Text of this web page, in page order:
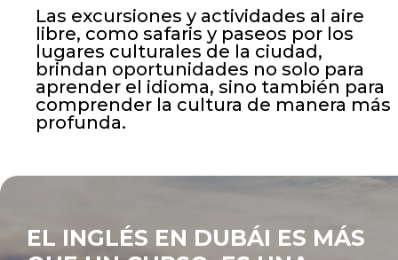
Las excursiones y actividades al aire
libre, como safaris y paseos por los
lugares culturales de la ciudad,
brindan oportunidades no solo para
aprender el idioma, sino también para
comprender la cultura de manera más
profunda.
EL INGLÉS EN DUBÁI ES MÁS